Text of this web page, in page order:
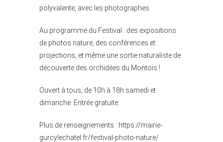
polyvalente, avec les photographes.
Au programme du Festival : des expositions
de photos nature, des conférences et
projections, et même une sortie naturaliste de
découverte des orchidées du Montois !
Ouvert à tous, de 10h à 18h samedi et
dimanche. Entrée gratuite.
Plus de renseignements : https://mairie-
gurcylechatel.fr/festival-photo-nature/